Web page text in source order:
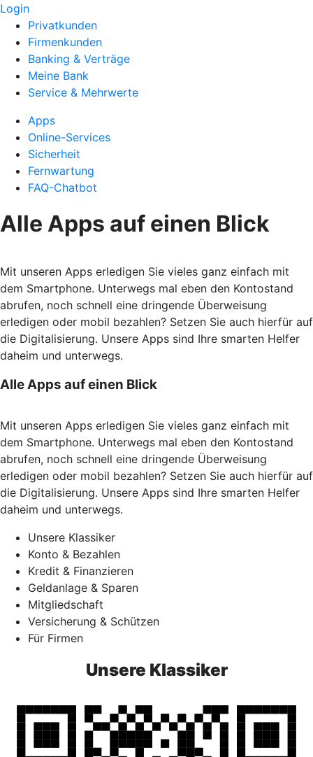
Login
Privatkunden
Firmenkunden
Banking & Verträge
Meine Bank
Service & Mehrwerte
Apps
Online-Services
Sicherheit
Fernwartung
FAQ-Chatbot
Alle Apps auf einen Blick
Mit unseren Apps erledigen Sie vieles ganz einfach mit
dem Smartphone. Unterwegs mal eben den Kontostand
abrufen, noch schnell eine dringende Überweisung
erledigen oder mobil bezahlen? Setzen Sie auch hierfür auf
die Digitalisierung. Unsere Apps sind Ihre smarten Helfer
daheim und unterwegs.
Alle Apps auf einen Blick
Mit unseren Apps erledigen Sie vieles ganz einfach mit
dem Smartphone. Unterwegs mal eben den Kontostand
abrufen, noch schnell eine dringende Überweisung
erledigen oder mobil bezahlen? Setzen Sie auch hierfür auf
die Digitalisierung. Unsere Apps sind Ihre smarten Helfer
daheim und unterwegs.
Unsere Klassiker
Konto & Bezahlen
Kredit & Finanzieren
Geldanlage & Sparen
Mitgliedschaft
Versicherung & Schützen
Für Firmen
Unsere Klassiker